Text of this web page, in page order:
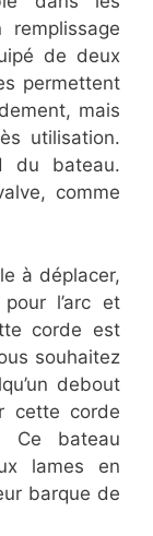
de deux
permettent
mais
utilisation.
du bateau.
comme
à déplacer,
l’arc et
corde est
souhaitez
debout
cette corde
Ce bateau
lames en
barque de